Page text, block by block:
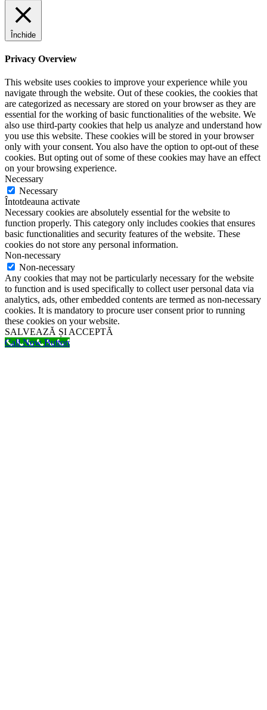
Închide
Privacy Overview
This website uses cookies to improve your experience while you
navigate through the website. Out of these cookies, the cookies that
are categorized as necessary are stored on your browser as they are
essential for the working of basic functionalities of the website. We
also use third-party cookies that help us analyze and understand how
you use this website. These cookies will be stored in your browser
only with your consent. You also have the option to opt-out of these
cookies. But opting out of some of these cookies may have an effect
on your browsing experience.
Necessary
Necessary
Întotdeauna activate
Necessary cookies are absolutely essential for the website to
function properly. This category only includes cookies that ensures
basic functionalities and security features of the website. These
cookies do not store any personal information.
Non-necessary
Non-necessary
Any cookies that may not be particularly necessary for the website
to function and is used specifically to collect user personal data via
analytics, ads, other embedded contents are termed as non-necessary
cookies. It is mandatory to procure user consent prior to running
these cookies on your website.
SALVEAZĂ ȘI ACCEPTĂ
Call Now Button